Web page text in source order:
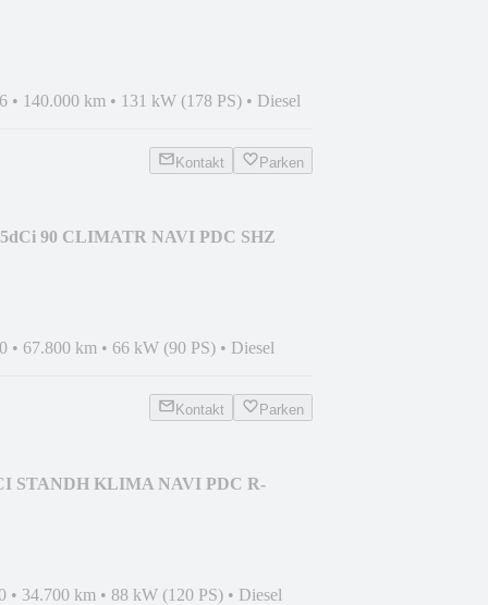
• 140.000 km • 131 kW (178 PS) • Diesel
Kontakt Parken
90 CLIMATR NAVI PDC SHZ
• 67.800 km • 66 kW (90 PS) • Diesel
Kontakt Parken
STANDH KLIMA NAVI PDC R-
• 34.700 km • 88 kW (120 PS) • Diesel